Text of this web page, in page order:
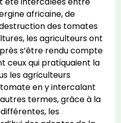
africaine, de
des tomates
les agriculteurs ont
s’être rendu compte
ceux qui pratiquaient la
les agriculteurs
en y intercalant
termes, grâce à la
les